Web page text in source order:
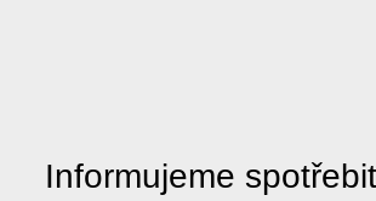
Informujeme